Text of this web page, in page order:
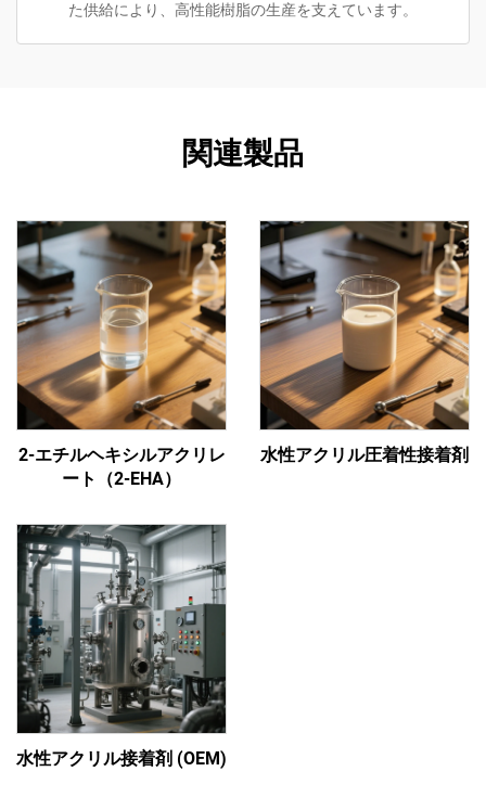
た供給により、高性能樹脂の生産を支えています。
関連製品
2-エチルヘキシルアクリレ
ート（2-EHA）
水性アクリル圧着性接着剤
水性アクリル接着剤 (OEM)